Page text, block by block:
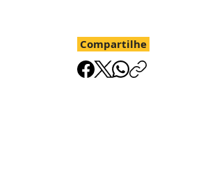
Compartilhe